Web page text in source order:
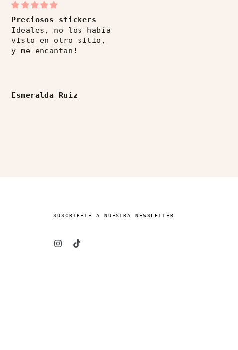
Preciosos stickers
Ideales, no los había
visto en otro sitio,
y me encantan!
Esmeralda Ruiz
SUSCRÍBETE A NUESTRA NEWSLETTER
Instagram
TikTok